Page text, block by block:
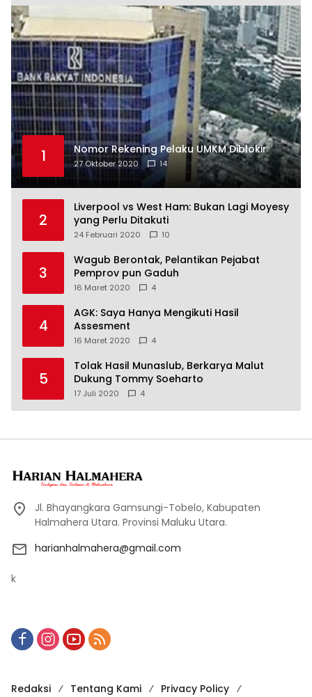
1 Nomor Rekening Pelaku UMKM Diblokir
27 Oktober 2020 14
2
Liverpool vs West Ham: Bukan Lagi Moyesy
yang Perlu Ditakuti
24 Februari 2020 10
3
Wagub Berontak, Pelantikan Pejabat
Pemprov pun Gaduh
16 Maret 2020 4
4
AGK: Saya Hanya Mengikuti Hasil
Assesment
16 Maret 2020 4
5
Tolak Hasil Munaslub, Berkarya Malut
Dukung Tommy Soeharto
17 Juli 2020 4
Jl. Bhayangkara Gamsungi-Tobelo, Kabupaten
Halmahera Utara. Provinsi Maluku Utara.
harianhalmahera@gmail.com
k
Redaksi Tentang Kami Privacy Policy